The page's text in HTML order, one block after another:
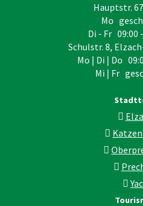
Hauptstr.
Mo
Di - Fr 09:00
Schulstr. 8,
Mo | Di | Do
Mi | Fr